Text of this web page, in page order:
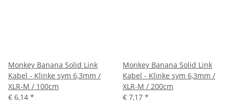
Monkey Banana Solid Link
Kabel - Klinke sym 6,3mm /
XLR-M / 100cm
€ 6,14 *
Monkey Banana Solid Link
Kabel - Klinke sym 6,3mm /
XLR-M / 200cm
€ 7,17 *